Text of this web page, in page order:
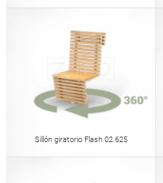
Sillón giratorio Flash 02.625